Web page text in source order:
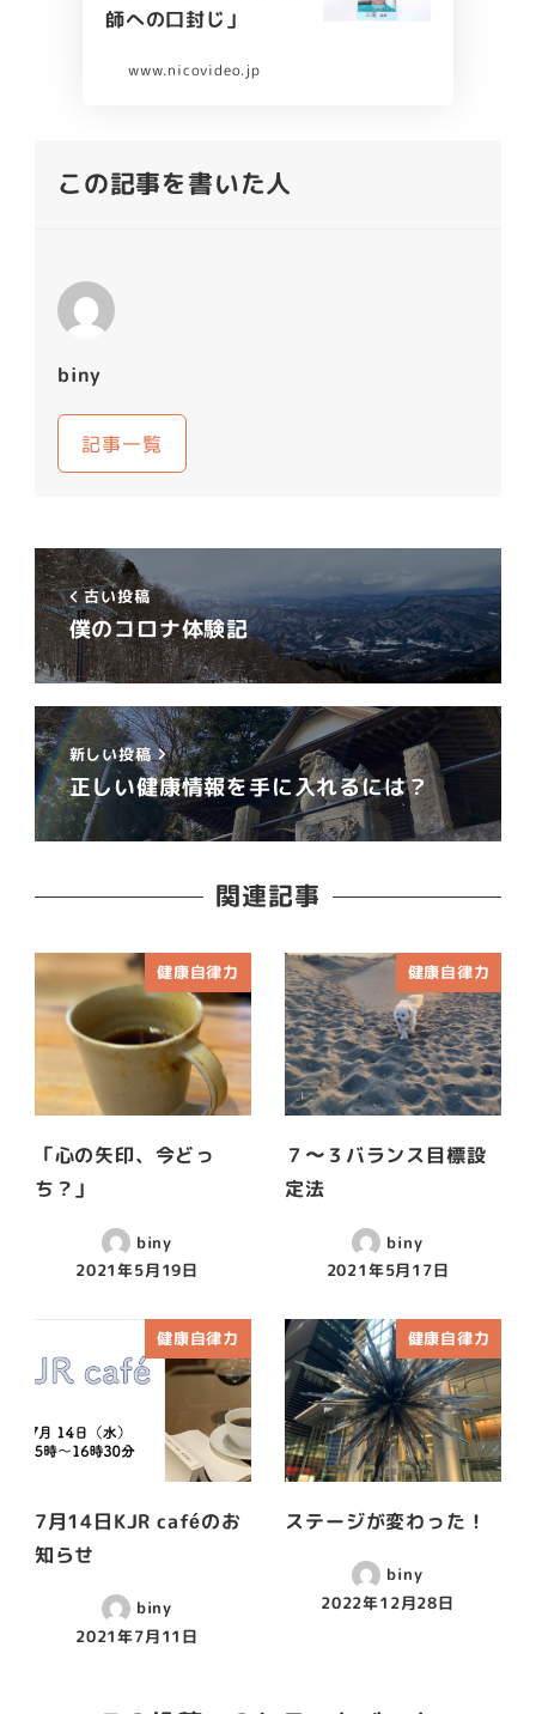
師への口封じ」
www.nicovideo.jp
この記事を書いた人
biny
記事一覧
古い投稿
僕のコロナ体験記
新しい投稿
正しい健康情報を手に入れるには？
関連記事
健康自律力
「心の矢印、今どっ
ち？」
biny
2021年5月19日
健康自律力
７〜３バランス目標設
定法
biny
2021年5月17日
健康自律力
7月14日KJR caféのお
知らせ
biny
2021年7月11日
健康自律力
ステージが変わった！
biny
2022年12月28日